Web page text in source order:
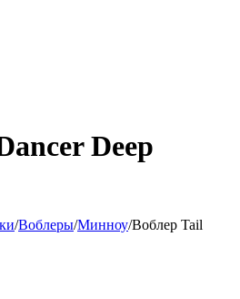
Deep
/Воблеры/Минноу/Воблер Tail